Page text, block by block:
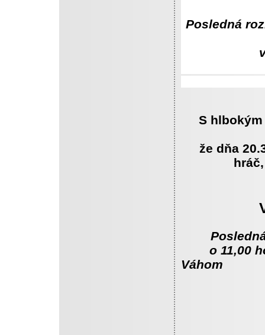
Posledná
S
že dňa
o 11,00
Váhom